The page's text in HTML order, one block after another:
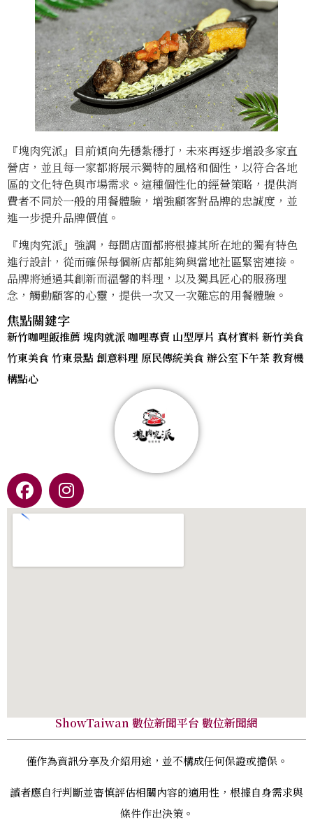
『塊肉究派』目前傾向先穩紮穩打，未來再逐步增設多家直
營店，並且每一家都將展示獨特的風格和個性，以符合各地
區的文化特色與市場需求。這種個性化的經營策略，提供消
費者不同於一般的用餐體驗，增強顧客對品牌的忠誠度，並
進一步提升品牌價值。
『塊肉究派』強調，每間店面都將根據其所在地的獨有特色
進行設計，從而確保每個新店都能夠與當地社區緊密連接。
品牌將通過其創新而溫馨的料理，以及獨具匠心的服務理
念，觸動顧客的心靈，提供一次又一次難忘的用餐體驗。
焦點關鍵字
新竹咖哩飯推薦 塊肉就派 咖哩專賣 山型厚片 真材實料 新竹美食
竹東美食 竹東景點 創意料理 原民傳統美食 辦公室下午茶 教育機
構點心
ShowTaiwan 數位新聞平台 數位新聞網
僅作為資訊分享及介紹用途，並不構成任何保證或擔保。
讀者應自行判斷並審慎評估相關內容的適用性，根據自身需求與
條件作出決策。